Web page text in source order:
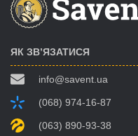
ЯК ЗВ’ЯЗАТИСЯ
info@savent.ua
(068) 974-16-87
(063) 890-93-38